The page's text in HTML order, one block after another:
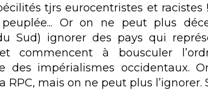
tjrs eurocentristes et racistes
Or on ne peut plus
Sud) ignorer des pays qui
et commencent à bousculer
des impérialismes occidentaux.
RPC, mais on ne peut plus l’ignorer.